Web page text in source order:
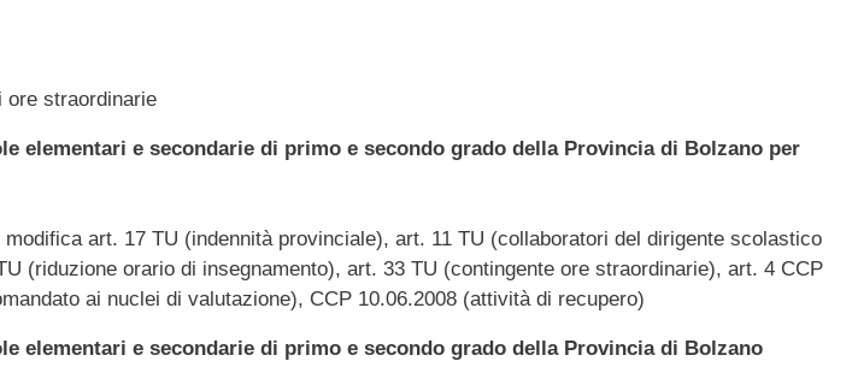
ore straordinarie
elementari e secondarie di primo e secondo grado della Provincia di Bolzano per
art. 17 TU (indennità provinciale), art. 11 TU (collaboratori del dirigente scolastico
(riduzione orario di insegnamento), art. 33 TU (contingente ore straordinarie), art. 4 CCP
ai nuclei di valutazione), CCP 10.06.2008 (attività di recupero)
elementari e secondarie di primo e secondo grado della Provincia di Bolzano